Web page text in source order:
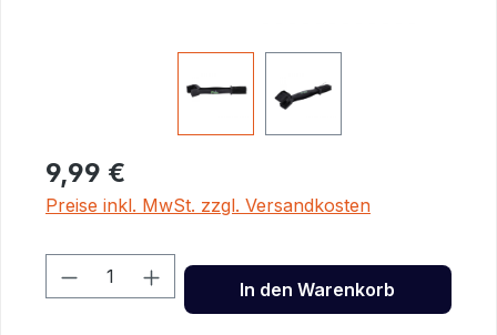
9,99 €
Preise inkl. MwSt. zzgl. Versandkosten
Produkt Anzahl: Gib den
In den Warenkorb